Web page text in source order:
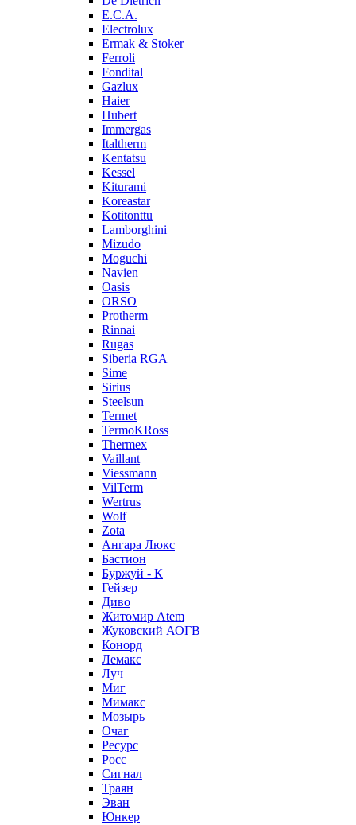
E.C.A.
Electrolux
Ermak & Stoker
Ferroli
Fondital
Gazlux
Haier
Hubert
Immergas
Italtherm
Kentatsu
Kessel
Kiturami
Koreastar
Kotitonttu
Lamborghini
Mizudo
Moguchi
Navien
Oasis
ORSO
Protherm
Rinnai
Rugas
Siberia RGA
Sime
Sirius
Steelsun
Termet
TermoKRoss
Thermex
Vaillant
Viessmann
VilTerm
Wertrus
Wolf
Zota
Ангара Люкс
Бастион
Буржуй - К
Гейзер
Диво
Житомир Аtem
Жуковский АОГВ
Конорд
Лемакс
Луч
Миг
Мимакс
Мозырь
Очаг
Ресурс
Росс
Сигнал
Траян
Эван
Юнкер